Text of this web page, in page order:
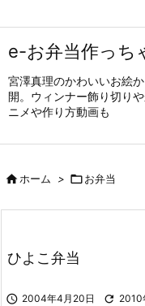
e-お弁当作っち
宮澤真理のかわいいお絵
開。ウィンナー飾り切り
ニメや作り方動画も
ホーム > お弁当
ひよこ弁当
 2004年4月20日  2010